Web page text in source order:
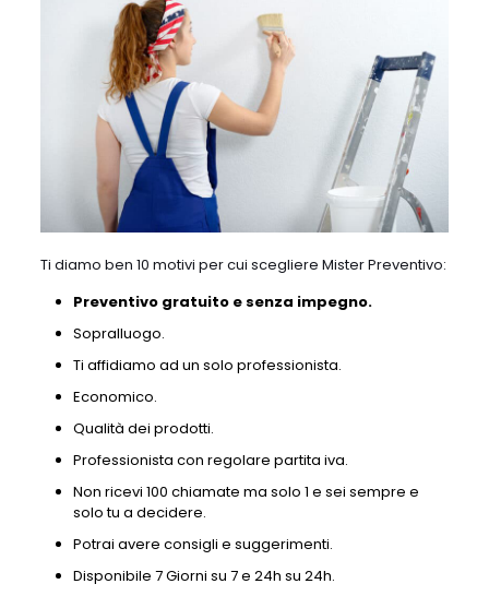
Ti diamo ben 10 motivi per cui scegliere Mister Preventivo:
Preventivo gratuito e senza impegno.
Sopralluogo.
Ti affidiamo ad un solo professionista.
Economico.
Qualità dei prodotti.
Professionista con regolare partita iva.
Non ricevi 100 chiamate ma solo 1 e sei sempre e
solo tu a decidere.
Potrai avere consigli e suggerimenti.
Disponibile 7 Giorni su 7 e 24h su 24h.